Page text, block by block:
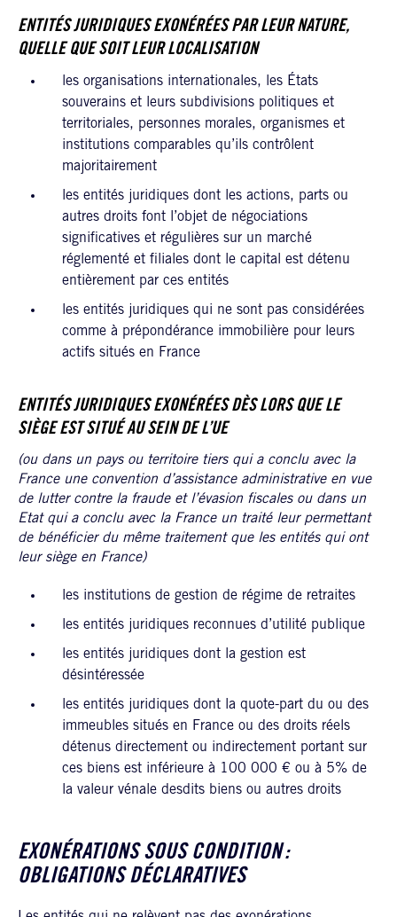
ENTITÉS JURIDIQUES EXONÉRÉES PAR LEUR NATURE,
QUELLE QUE SOIT LEUR LOCALISATION
les organisations internationales, les États
souverains et leurs subdivisions politiques et
territoriales, personnes morales, organismes et
institutions comparables qu’ils contrôlent
majoritairement
les entités juridiques dont les actions, parts ou
autres droits font l’objet de négociations
significatives et régulières sur un marché
réglementé et filiales dont le capital est détenu
entièrement par ces entités
les entités juridiques qui ne sont pas considérées
comme à prépondérance immobilière pour leurs
actifs situés en France
ENTITÉS JURIDIQUES EXONÉRÉES DÈS LORS QUE LE
SIÈGE EST SITUÉ AU SEIN DE L’UE
(ou dans un pays ou territoire tiers qui a conclu avec la
France une convention d’assistance administrative en vue
de lutter contre la fraude et l’évasion fiscales ou dans un
Etat qui a conclu avec la France un traité leur permettant
de bénéficier du même traitement que les entités qui ont
leur siège en France)
les institutions de gestion de régime de retraites
les entités juridiques reconnues d’utilité publique
les entités juridiques dont la gestion est
désintéressée
les entités juridiques dont la quote-part du ou des
immeubles situés en France ou des droits réels
détenus directement ou indirectement portant sur
ces biens est inférieure à 100 000 € ou à 5% de
la valeur vénale desdits biens ou autres droits
EXONÉRATIONS SOUS CONDITION :
OBLIGATIONS DÉCLARATIVES